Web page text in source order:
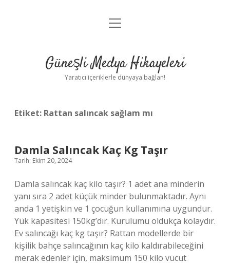
Anasayfa
Yasal Uyarı
menüyü
Güneşli Medya Hikayeleri
Yaratıcı içeriklerle dünyaya bağlan!
Etiket: Rattan salıncak sağlam mı
Damla Salıncak Kaç Kg Taşır
Tarih: Ekim 20, 2024
Damla salıncak kaç kilo taşır? 1 adet ana minderin
yanı sıra 2 adet küçük minder bulunmaktadır. Aynı
anda 1 yetişkin ve 1 çocuğun kullanımına uygundur.
Yük kapasitesi 150kg’dır. Kurulumu oldukça kolaydır.
Ev salıncağı kaç kg taşır? Rattan modellerde bir
kişilik bahçe salıncağının kaç kilo kaldırabileceğini
merak edenler için, maksimum 150 kilo vücut